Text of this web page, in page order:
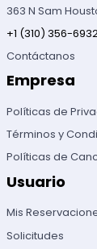
363 N Sam
+1 (310) 356-
Contáctanos
Empresa
Políticas de
Términos y
Políticas de
Usuario
Mis
Solicitudes